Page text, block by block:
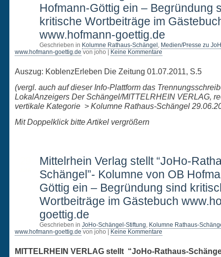
Hofmann-Göttig ein – Begründung
kritische Wortbeiträge im
www.hofmann-goettig.de
Geschrieben in Kolumne Rathaus-Schängel , Medien/Presse zu
www.hofmann-goettig.de von joho | Keine Kommentare
Auszug: KoblenzErleben Die Zeitung 01.07.2011, S.5
(vergl. auch auf dieser Info-Plattform das
LokalAnzeigers Der Schängel/MITTELRHEIN VERLAG,
vertikale Kategorie > Kolumne Rathaus-Schängel
Mit Doppelklick bitte Artikel vergrößern
Mittelrhein Verlag stellt “JoHo-
Schängel”- Kolumne von OB
Göttig ein – Begründung sind
Wortbeiträge im Gästebuch
goettig.de
Geschrieben in JoHo-Schängel-Stiftung, Kolumne Rathaus-
www.hofmann-goettig.de von joho | Keine Kommentare
MITTELRHEIN VERLAG stellt “JoHo-Rathaus-